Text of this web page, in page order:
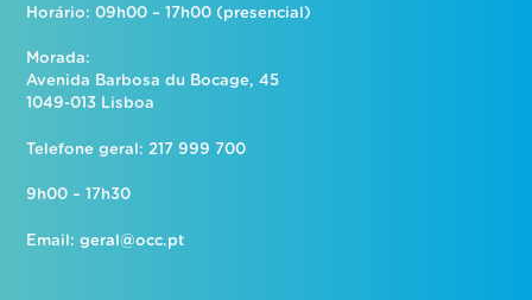
Horário: 09h00 – 17h00 (presencial)
Morada:
Avenida Barbosa du Bocage, 45
1049-013 Lisboa
Telefone geral: 217 999 700
9h00 – 17h30
Email:geral@occ.pt